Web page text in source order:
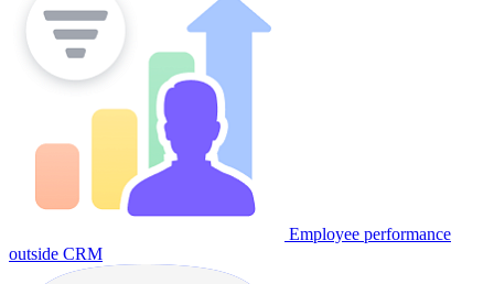
Employee performance
outside CRM